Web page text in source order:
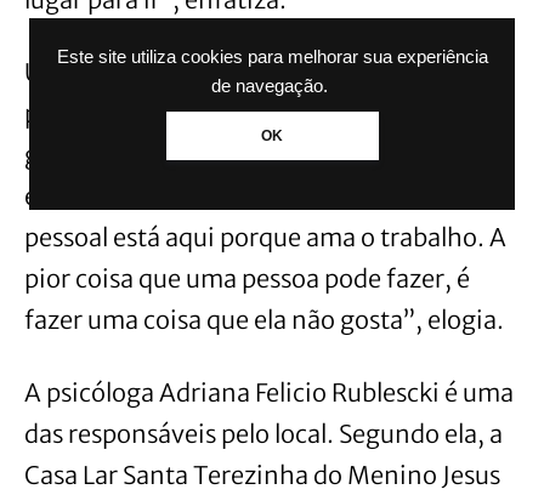
Este site utiliza cookies para melhorar sua experiência
de navegação.
OK
Uma das pessoas que cuida de Arlene é a
própria filha, Adriana Gastaldo. Ela é
grande admiradora das profissionais. “As
enfermeiras são muito carinhosas. O
pessoal está aqui porque ama o trabalho. A
pior coisa que uma pessoa pode fazer, é
fazer uma coisa que ela não gosta”, elogia.
A psicóloga Adriana Felicio Rublescki é uma
das responsáveis pelo local. Segundo ela, a
Casa Lar Santa Terezinha do Menino Jesus